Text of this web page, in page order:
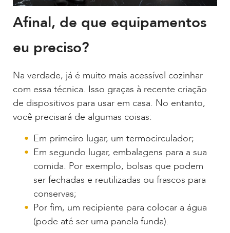
Afinal, de que equipamentos
eu preciso?
Na verdade, já é muito mais acessível cozinhar
com essa técnica. Isso graças à recente criação
de dispositivos para usar em casa. No entanto,
você precisará de algumas coisas:
Em primeiro lugar, um termocirculador;
Em segundo lugar, embalagens para a sua
comida. Por exemplo, bolsas que podem
ser fechadas e reutilizadas ou frascos para
conservas;
Por fim, um recipiente para colocar a água
(pode até ser uma panela funda).